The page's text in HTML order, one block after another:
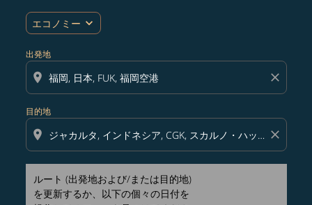
エコノミー expand_more
出発地
location_on close
目的地
location_on close
ルート (出発地および/または目的地)
を更新するか、以下の個々の日付を